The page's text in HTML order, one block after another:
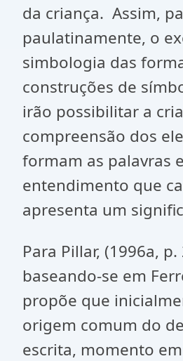
da criança. Assim,
paulatinamente, o
simbologia das
construções de
irão possibilitar a
compreensão dos
formam as palavras
entendimento que
apresenta um
Para Pillar, (1996a, p.
baseando-se em
propõe que
origem comum do
escrita, momento